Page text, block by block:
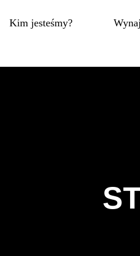
Kim jesteśmy?